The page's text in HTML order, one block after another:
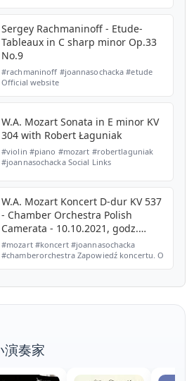
pianistów. W dzisiejszy...
Sergey Rachmaninoff - Etude-
Tableaux in C sharp minor Op.33
No.9
#rachmaninoff #joannasochacka #etude
Official website
https://www.facebook.com/joannasochacka.p...
W.A. Mozart Sonata in E minor KV
304 with Robert Łaguniak
#violin #piano #mozart #robertlaguniak
#joannasochacka Social Links
W.A. Mozart Koncert D-dur KV 537
- Chamber Orchestra Polish
Camerata - 10.10.2021, godz.
17.00
#mozart #koncert #joannasochacka
#chamberorchestra Zapowiedź koncertu. O
polish-camerata-swojemu-miastu-
演奏家